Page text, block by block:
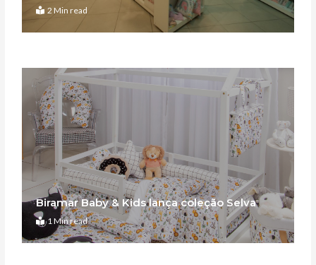
2 Min read
Biramar Baby & Kids lança coleção Selva
1 Min read